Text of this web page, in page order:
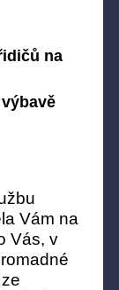
na
Vám na
Vás, v